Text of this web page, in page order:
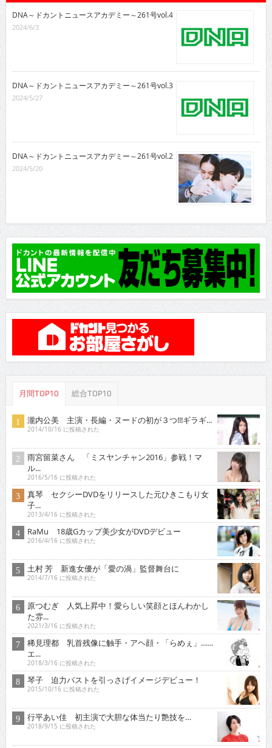
DNA～ドカントニュースアカデミー～261号vol.4
2024/6/3
DNA～ドカントニュースアカデミー～261号vol.3
2024/5/27
DNA～ドカントニュースアカデミー～261号vol.2
2024/5/20
月間TOP10 総合TOP10
瀧内公美 主演・長編・ヌードの初が３つ!!!ギラギ...
2014/10/16 に投稿された
雨宮留菜さん 「ミスヤンチャン2016」参戦！マ
ル...
2016/5/16 に投稿された
真琴 セクシーDVDをリリースした元ひきこもり女
子...
2013/4/16 に投稿された
RaMu 18歳Gカップ美少女がDVDデビュー
2016/4/16 に投稿された
土村 芳 新進女優が「愛の渦」監督舞台に
2014/7/16 に投稿された
原つむぎ 人気上昇中！愛らしい笑顔とほんわかし
た雰...
2021/3/16 に投稿された
稀見理都 乳首残像に触手・アヘ顔・「らめぇ」……
エ...
2018/3/16 に投稿された
琴子 迫力バストを引っさげイメージデビュー！
2015/10/16 に投稿された
行平あい佳 初主演で大胆な体当たり艶技を…
2018/9/15 に投稿された